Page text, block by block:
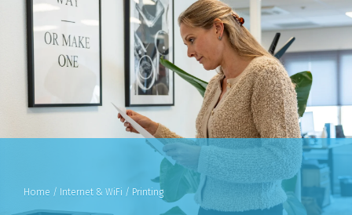
Home / Internet & WiFi / Printing